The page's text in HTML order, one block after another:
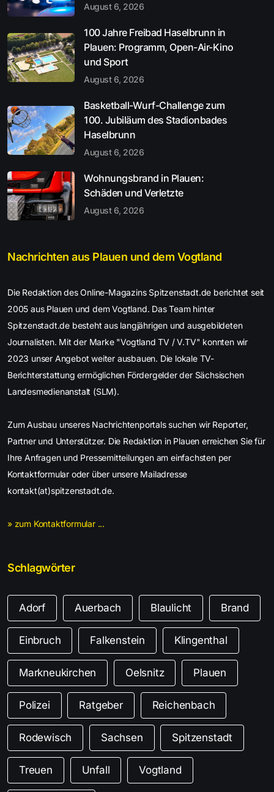
August 6, 2026
100 Jahre Freibad Haselbrunn in
Plauen: Programm, Open-Air-Kino
und Sport
August 6, 2026
Basketball-Wurf-Challenge zum
100. Jubiläum des Stadionbades
Haselbrunn
August 6, 2026
Wohnungsbrand in Plauen:
Schäden und Verletzte
August 6, 2026
Nachrichten aus Plauen und dem Vogtland
Die Redaktion des Online-Magazins Spitzenstadt.de berichtet seit
2005 aus Plauen und dem Vogtland. Das Team hinter
Spitzenstadt.de besteht aus langjährigen und ausgebildeten
Journalisten. Mit der Marke "Vogtland TV / V.TV" konnten wir
2023 unser Angebot weiter ausbauen. Die lokale TV-
Berichterstattung ermöglichen Fördergelder der Sächsischen
Landesmedienanstalt (SLM).
Zum Ausbau unseres Nachrichtenportals suchen wir Reporter,
Partner und Unterstützer. Die Redaktion in Plauen erreichen Sie für
Ihre Anfragen und Pressemitteilungen am einfachsten per
Kontaktformular oder über unsere Mailadresse
kontakt(at)spitzenstadt.de.
» zum Kontaktformular ...
Schlagwörter
Adorf Auerbach Blaulicht Brand
Einbruch Falkenstein Klingenthal
Markneukirchen Oelsnitz Plauen
Polizei Ratgeber Reichenbach
Rodewisch Sachsen Spitzenstadt
Treuen Unfall Vogtland